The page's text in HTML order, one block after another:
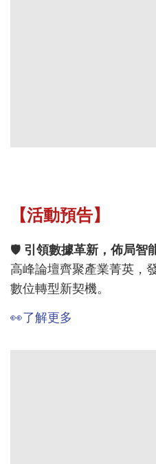
【活動預告】
🛡️ 引領數據革新，佈局智
高峰論壇齊聚產業菁英，
數位轉型新契機。
👀了解更多